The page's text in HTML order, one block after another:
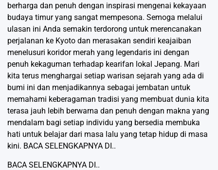
berharga dan penuh dengan inspirasi mengenai kekayaan
budaya timur yang sangat mempesona. Semoga melalui
ulasan ini Anda semakin terdorong untuk merencanakan
perjalanan ke Kyoto dan merasakan sendiri keajaiban
menelusuri koridor merah yang legendaris ini dengan
penuh kekaguman terhadap kearifan lokal Jepang. Mari
kita terus menghargai setiap warisan sejarah yang ada di
bumi ini dan menjadikannya sebagai jembatan untuk
memahami keberagaman tradisi yang membuat dunia kita
terasa jauh lebih berwarna dan penuh dengan makna yang
mendalam bagi setiap individu yang bersedia membuka
hati untuk belajar dari masa lalu yang tetap hidup di masa
kini. BACA SELENGKAPNYA DI..
BACA SELENGKAPNYA DI..